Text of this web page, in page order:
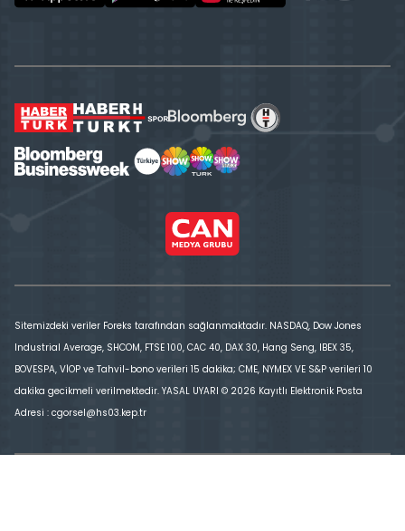
Sitemizdeki veriler Foreks tarafından sağlanmaktadır. NASDAQ, Dow Jones
Industrial Average, SHCOM, FTSE 100, CAC 40, DAX 30, Hang Seng, IBEX 35,
BOVESPA, VİOP ve Tahvil-bono verileri 15 dakika; CME, NYMEX VE S&P verileri 10
dakika gecikmeli verilmektedir. YASAL UYARI © 2026 Kayıtlı Elektronik Posta
Adresi : cgorsel@hs03.kep.tr